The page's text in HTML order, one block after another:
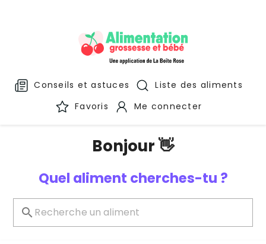
Conseils et astuces
Liste des aliments
Favoris
Me connecter
Bonjour 👋
Quel aliment cherches-tu ?